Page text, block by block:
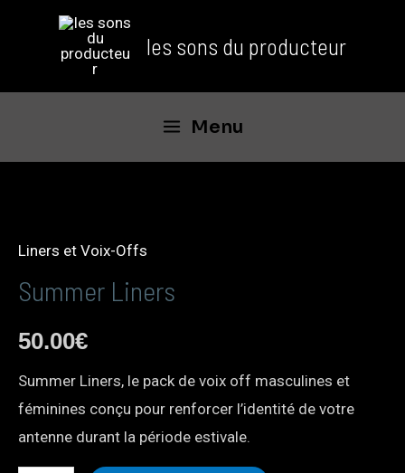
les sons du producteur
Menu
Liners et Voix-Offs
Summer Liners
50.00€
Summer Liners, le pack de voix off masculines et
féminines conçu pour renforcer l’identité de votre
antenne durant la période estivale.